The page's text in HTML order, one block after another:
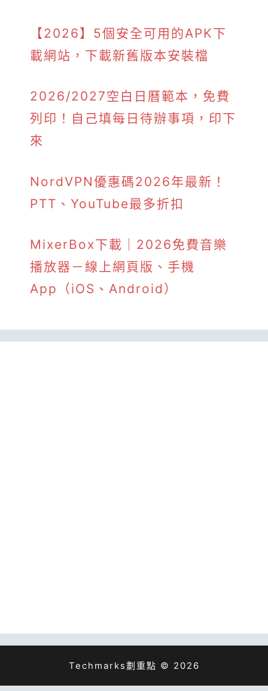
【2026】5個安全可用的APK下
載網站，下載新舊版本安裝檔
2026/2027空白日曆範本，免費
列印！自己填每日待辦事項，印下
來
NordVPN優惠碼2026年最新！
PTT、YouTube最多折扣
MixerBox下載｜2026免費音樂
播放器－線上網頁版、手機
App（iOS、Android）
Techmarks劃重點 © 2026